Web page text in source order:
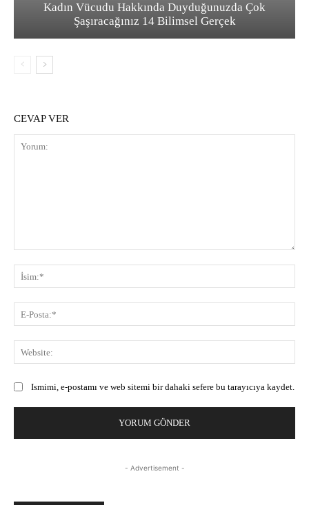
Kadın Vücudu Hakkında Duyduğunuzda Çok
Şaşıracağınız 14 Bilimsel Gerçek
CEVAP VER
Ismimi, e-postamı ve web sitemi bir dahaki sefere bu tarayıcıya kaydet.
- Advertisement -